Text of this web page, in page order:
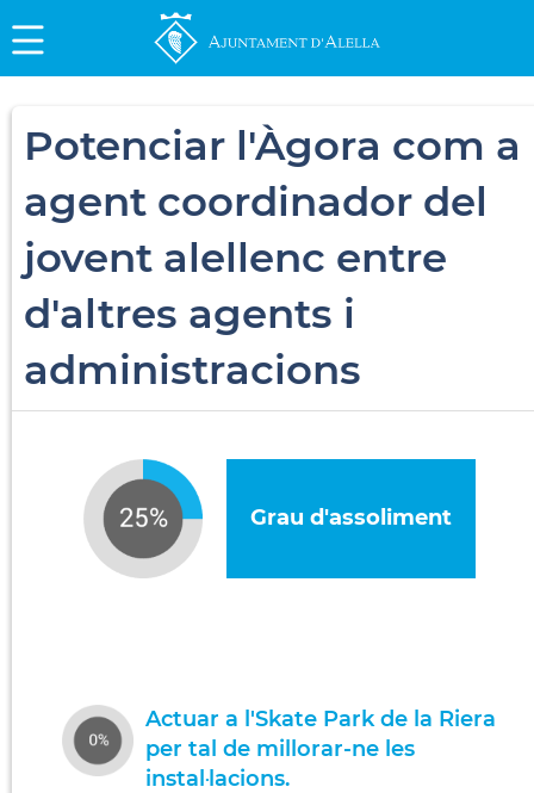
Potenciar l'Àgora com a
agent coordinador del
jovent alellenc entre
d'altres agents i
administracions
Grau d'assoliment
Actuar a l'Skate Park de la Riera
per tal de millorar-ne les
instal·lacions.